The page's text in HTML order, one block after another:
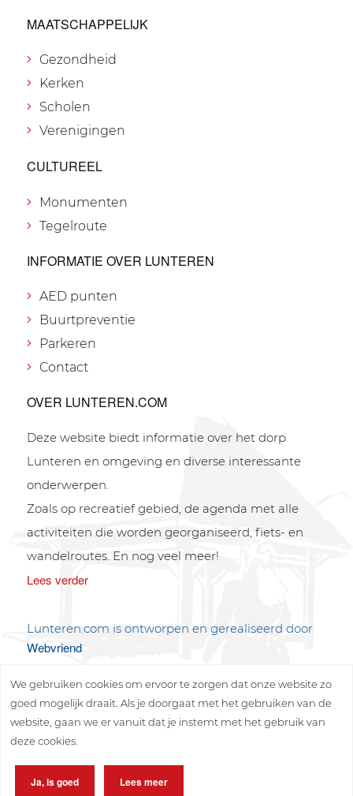
MAATSCHAPPELIJK
Gezondheid
Kerken
Scholen
Verenigingen
CULTUREEL
Monumenten
Tegelroute
INFORMATIE OVER LUNTEREN
AED punten
Buurtpreventie
Parkeren
Contact
OVER LUNTEREN.COM
Deze website biedt informatie over het dorp
Lunteren en omgeving en diverse interessante
onderwerpen.
Zoals op recreatief gebied, de agenda met alle
activiteiten die worden georganiseerd, fiets- en
wandelroutes. En nog veel meer!
Lees verder
Lunteren.com is ontworpen en gerealiseerd door
Webvriend
We gebruiken cookies om ervoor te zorgen dat onze website zo
goed mogelijk draait. Als je doorgaat met het gebruiken van de
website, gaan we er vanuit dat je instemt met het gebruik van
deze cookies.
Ja, is goed Lees meer